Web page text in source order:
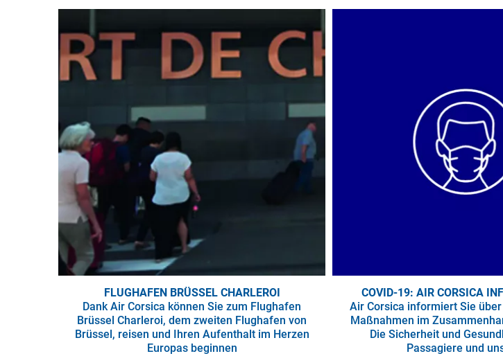
FLUGHAFEN BRÜSSEL CHARLEROI
Dank Air Corsica können Sie zum Flughafen
Brüssel Charleroi, dem zweiten Flughafen von
Brüssel, reisen und Ihren Aufenthalt im Herzen
Europas beginnen
COVID-19: AIR CORSICA
Air Corsica informiert Sie
Maßnahmen im
Die Sicherheit und
Passagiere und